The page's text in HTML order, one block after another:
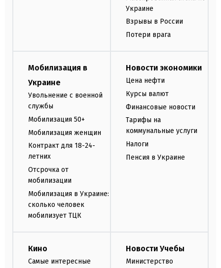
Украине
Взрывы в России
Потери врага
Мобилизация в
Украине
Увольнение с военной
службы
Мобилизация 50+
Мобилизация женщин
Контракт для 18-24-
летних
Отсрочка от
мобилизации
Мобилизация в Украине:
сколько человек
мобилизует ТЦК
Новости экономики
Цена нефти
Курсы валют
Финансовые новости
Тарифы на
коммунальные услуги
Налоги
Пенсия в Украине
Кино
Самые интересные
Новости Учебы
Министерство